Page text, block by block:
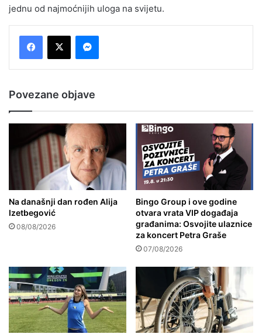
jednu od najmoćnijih uloga na svijetu.
Povezane objave
Na današnji dan rođen Alija
Izetbegović
08/08/2026
Bingo Group i ove godine
otvara vrata VIP događaja
građanima: Osvojite ulaznice
za koncert Petra Graše
07/08/2026